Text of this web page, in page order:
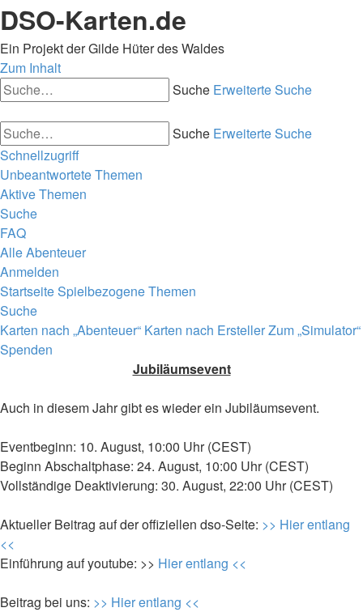
DSO-Karten.de
Ein Projekt der Gilde Hüter des Waldes
Zum Inhalt
Suche Erweiterte Suche
Suche Erweiterte Suche
Schnellzugriff
Unbeantwortete Themen
Aktive Themen
Suche
FAQ
Alle Abenteuer
Anmelden
StartseiteSpielbezogene Themen
Suche
Karten nach „Abenteuer“ Karten nach ErstellerZum „Simulator“
Spenden
Jubiläumsevent
Auch in diesem Jahr gibt es wieder ein Jubiläumsevent.
Eventbeginn: 10. August, 10:00 Uhr (CEST)
Beginn Abschaltphase: 24. August, 10:00 Uhr (CEST)
Vollständige Deaktivierung: 30. August, 22:00 Uhr (CEST)
Aktueller Beitrag auf der offiziellen dso-Seite: >> Hier entlang
<<
Einführung auf youtube: >> Hier entlang <<
Beitrag bei uns: >> Hier entlang <<